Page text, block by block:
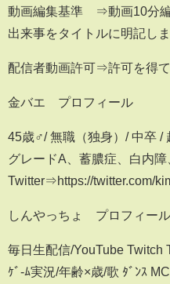
動画編集基準 ⇒動画10分編
出来事をタイトルに明記し
配信者動画許可⇒許可を得
金バエ プロフィール
45歳♂/ 無職（独身）/ 中卒 /
グレードA、蓄膿症、白内
Twitter⇒https://twitter.com/
しんやっちょ プロフィール
毎日生配信/YouTube
ｹﾞ-ﾑ実況/年齢×歳/歌 ﾀﾞﾝｽ